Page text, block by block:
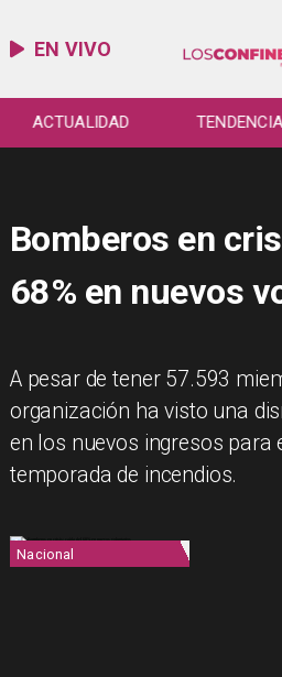
EN VIVO
ACTUALIDAD
Bomberos en
68% en nuevos
A pesar de tener 57.593
organización ha visto una
en los nuevos ingresos para
temporada de incendios.
Nacional